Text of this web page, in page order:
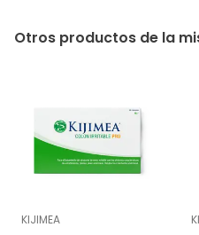
Otros productos de la
KIJIMEA